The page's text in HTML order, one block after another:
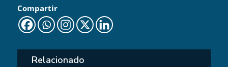
Compartir
Relacionado